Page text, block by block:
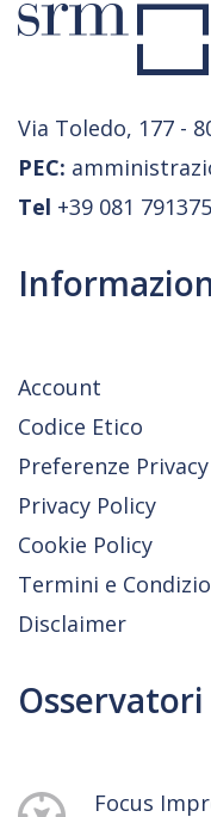
Via Toledo, 177 -
PEC:
Tel +39 081
Account
Codice Etico
Preferenze Privacy
Privacy Policy
Cookie Policy
Termini e
Disclaimer
Osservatori
Focus